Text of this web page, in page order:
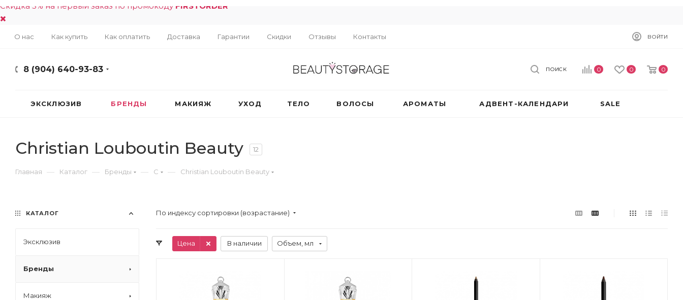
Скидка 5% на первый заказ по промокоду FIRSTORDER
О нас Как купить Как оплатить Доставка Гарантии Скидки Отзывы Контакты ВОЙТИ
8 (904) 640-93-83 0 0 0
ПОИСК
ЭКСКЛЮЗИВ БРЕНДЫ МАКИЯЖ УХОД ТЕЛО ВОЛОСЫ АРОМАТЫ АДВЕНТ-КАЛЕНДАРИ SALE
Christian Louboutin Beauty 12
Главная — Каталог — Бренды — C — Christian Louboutin Beauty
По индексу сортировки (возрастание)
Цена В наличии Объем, мл
КАТАЛОГ
Эксклюзив
Бренды
Макияж